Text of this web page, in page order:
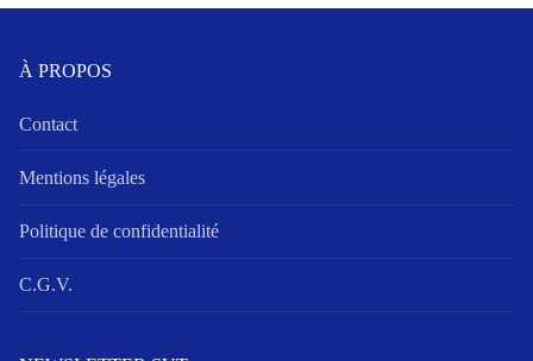
À PROPOS
Contact
Mentions légales
Politique de confidentialité
C.G.V.